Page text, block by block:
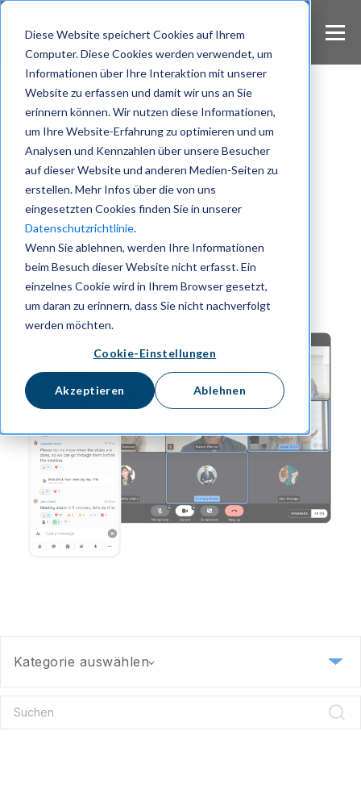
Diese Website speichert Cookies auf Ihrem
Computer. Diese Cookies werden verwendet, um
Informationen über Ihre Interaktion mit unserer
Website zu erfassen und damit wir uns an Sie
erinnern können. Wir nutzen diese Informationen,
um Ihre Website-Erfahrung zu optimieren und um
Analysen und Kennzahlen über unsere Besucher
auf dieser Website und anderen Medien-Seiten zu
erstellen. Mehr Infos über die von uns
eingesetzten Cookies finden Sie in unserer
Datenschutzrichtlinie.
Wenn Sie ablehnen, werden Ihre Informationen
beim Besuch dieser Website nicht erfasst. Ein
einzelnes Cookie wird in Ihrem Browser gesetzt,
um daran zu erinnern, dass Sie nicht nachverfolgt
werden möchten.
Cookie-Einstellungen
Akzeptieren Ablehnen
S
Wire Blog
Die europäische
Lösung für sichere
Zusammenarbeit
Kategorie auswählen